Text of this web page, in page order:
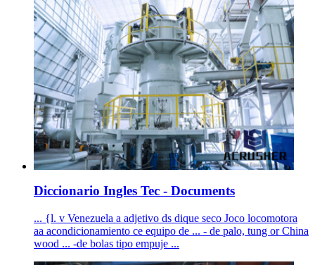
Diccionario Ingles Tec - Documents
... {l. v Venezuela a adjetivo ds dique seco Joco locomotora
aa acondicionamiento ce equipo de ... - de palo, tung or China
wood ... -de bolas tipo empuje ...